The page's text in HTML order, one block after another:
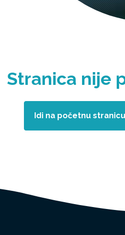
Stranica nije
Idi na početnu stranicu